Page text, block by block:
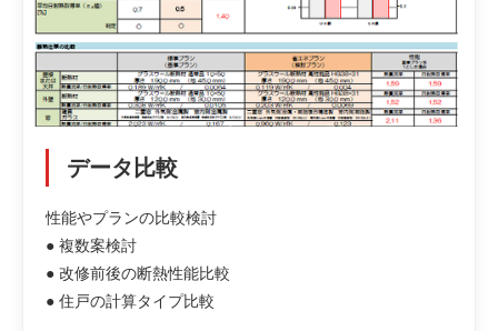
データ比較
性能やプランの比較検討
● 複数案検討
● 改修前後の断熱性能比較
● 住戸の計算タイプ比較